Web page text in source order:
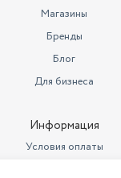
Магазины
Бренды
Блог
Для бизнеса
Информация
Условия оплаты